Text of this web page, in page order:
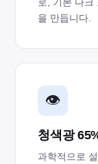
을 만듭니다.
👁️
청색광
과학적으로